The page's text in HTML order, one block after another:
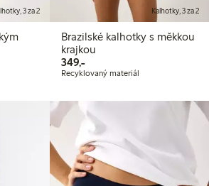
3 za 2 Kalhotky, 3 za 2
Brazilské kalhotky s měkkou
krajkou
349,-349,00 Kč
Recyklovaný materiál